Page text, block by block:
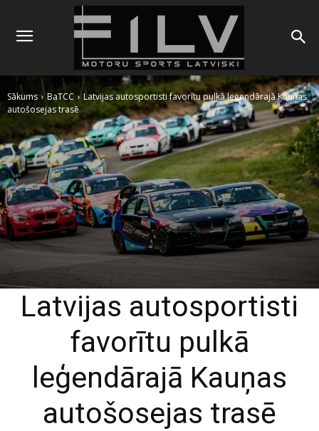
Sākums BaTCC
Latvijas autosportisti favorītu pulkā leģendārajā Kauņas
autošosejas trasē
Latvijas autosportisti
favorītu pulkā
leģendārajā Kauņas
autošosejas trasē